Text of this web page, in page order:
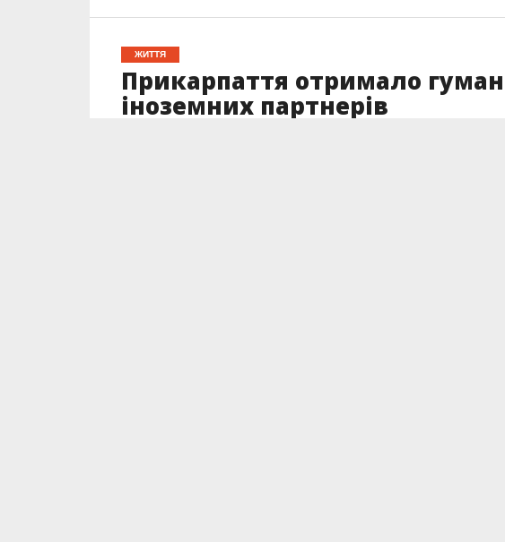
ЖИТТЯ
Прикарпаття отримало
іноземних партнерів